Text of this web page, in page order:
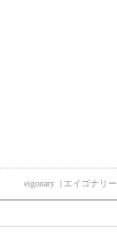
eigonary（エイゴナリ